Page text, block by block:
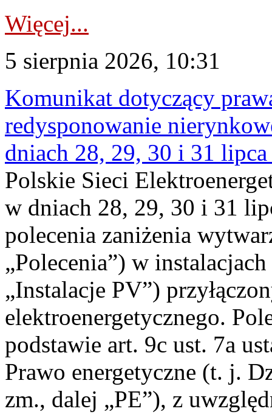
Więcej...
5 sierpnia 2026, 10:31
Komunikat dotyczący
redysponowanie
dniach 28, 29, 30 i 31
Polskie Sieci
w dniach 28, 29, 30 i 31
polecenia zaniżenia
„Polecenia”) w
„Instalacje PV”)
elektroenergetycznego.
podstawie art. 9c ust. 7a
Prawo energetyczne (t. j.
zm., dalej „PE”), z